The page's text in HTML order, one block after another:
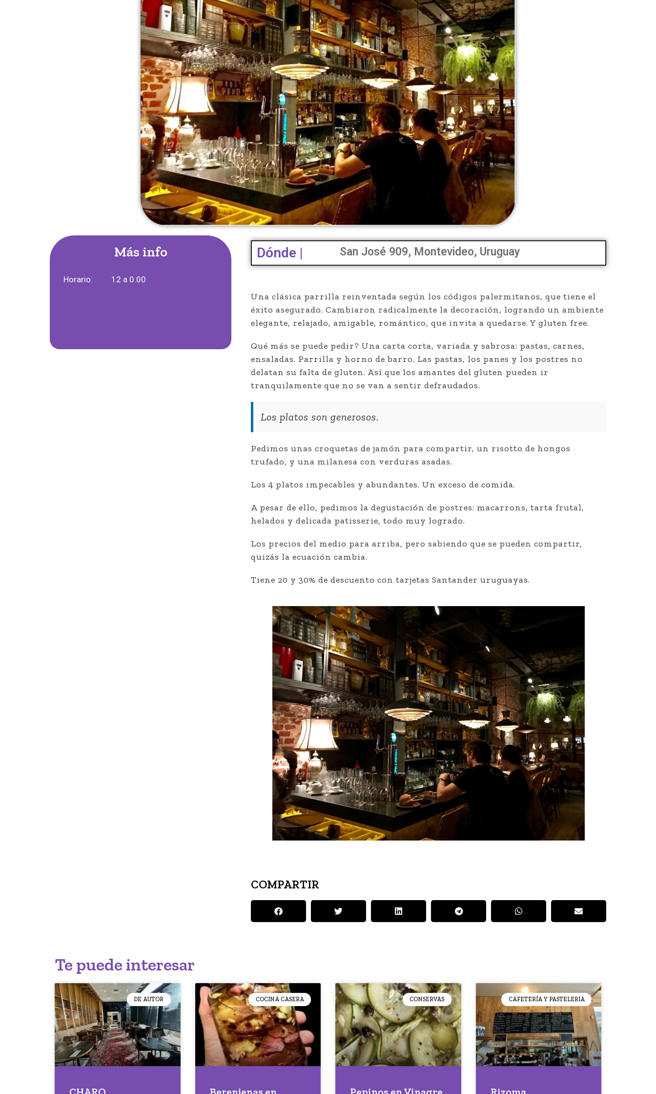
Más info
Horario: 12 a 0.00
Dónde | San José 909, Montevideo, Uruguay
Una clásica parrilla reinventada según los códigos palermitanos, que tiene el
éxito asegurado. Cambiaron radicalmente la decoración, logrando un ambiente
elegante, relajado, amigable, romántico, que invita a quedarse. Y gluten free.
Qué más se puede pedir? Una carta corta, variada y sabrosa: pastas, carnes,
ensaladas. Parrilla y horno de barro. Las pastas, los panes y los postres no
delatan su falta de gluten. Así que los amantes del gluten pueden ir
tranquilamente que no se van a sentir defraudados.
Los platos son generosos.
Pedimos unas croquetas de jamón para compartir, un risotto de hongos
trufado, y una milanesa con verduras asadas.
Los 4 platos impecables y abundantes. Un exceso de comida.
A pesar de ello, pedimos la degustación de postres: macarrons, tarta frutal,
helados y delicada patisserie, todo muy logrado.
Los precios del medio para arriba, pero sabiendo que se pueden compartir,
quizás la ecuación cambia.
Tiene 20 y 30% de descuento con tarjetas Santander uruguayas.
COMPARTIR
Te puede interesar
DE AUTOR COCINA CASERA CONSERVAS CAFETERÍA Y PASTELERIA